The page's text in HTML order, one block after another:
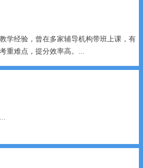
学经验，曾在多家辅导机构带班上课，有
重难点，提分效率高。...